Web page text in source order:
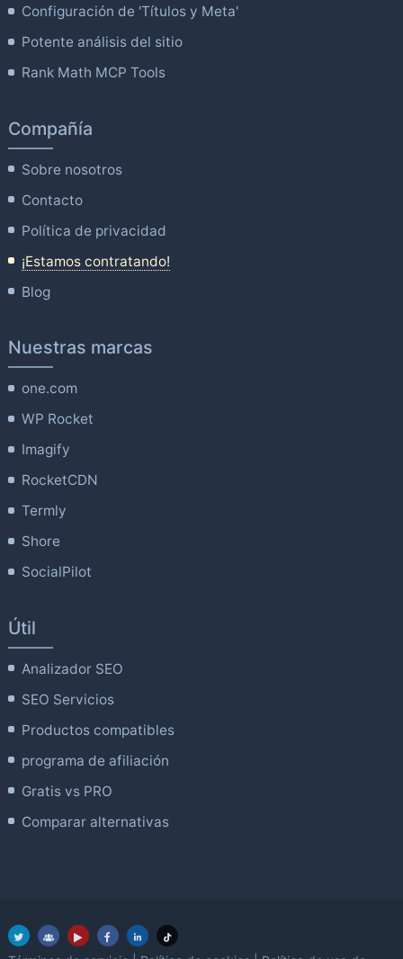
Configuración de 'Títulos y Meta'
Potente análisis del sitio
Rank Math MCP Tools
Compañía
Sobre nosotros
Contacto
Política de privacidad
¡Estamos contratando!
Blog
Nuestras marcas
one.com
WP Rocket
Imagify
RocketCDN
Termly
Shore
SocialPilot
Útil
Analizador SEO
SEO Servicios
Productos compatibles
programa de afiliación
Gratis vs PRO
Comparar alternativas